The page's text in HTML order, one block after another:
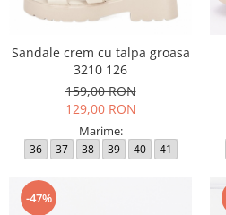
Sandale crem cu talpa groasa
3210 126
159,00 RON
129,00 RON
Marime:
36 37 38 39 40 41
-47%